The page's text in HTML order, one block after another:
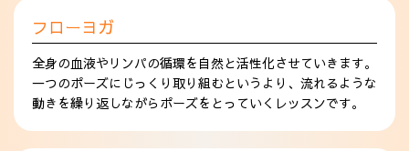
フローヨガ
全身の血液やリンパの循環を自然と活性化させていきます。
一つのポーズにじっくり取り組むというより、流れるような
動きを繰り返しながらポーズをとっていくレッスンです。